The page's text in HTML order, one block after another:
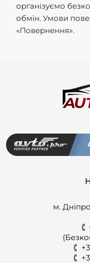
організуємо
обмін. Умови
«Повернення».
м.